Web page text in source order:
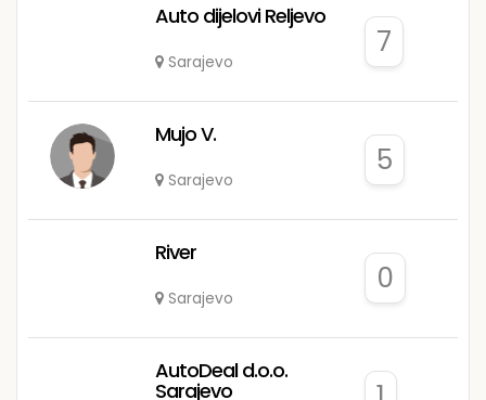
Auto dijelovi Reljevo
Sarajevo
7
Mujo V.
Sarajevo
5
River
Sarajevo
0
AutoDeal d.o.o.
Sarajevo